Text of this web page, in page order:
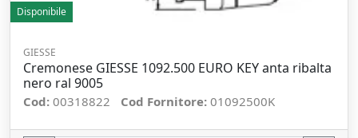
Disponibile
GIESSE
Cremonese GIESSE 1092.500 EURO KEY anta ribalta
nero ral 9005
Cod: 00318822 Cod Fornitore: 01092500K